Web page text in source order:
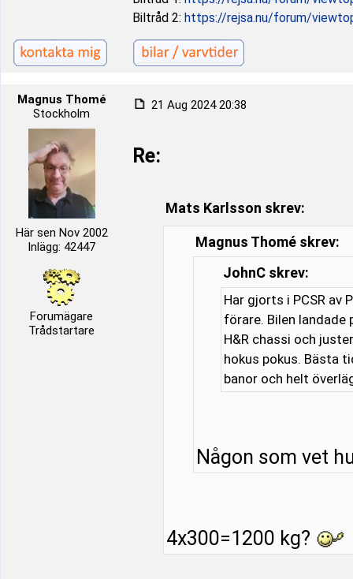
Biltråd 2: https://rejsa.nu/forum/
Magnus Thomé
Stockholm
Här sen Nov 2002
Inlägg: 42447
Forumägare
Trådstartare
21 Aug 2024 20:38
Re:
Mats Karlsson skrev:
Magnus Thomé skrev:
JohnC skrev:
Har gjorts i PCSR av
förare. Bilen landade
H&R chassi och
hokus pokus. Bästa
banor och helt
Någon som vet
4x300=1200 kg?